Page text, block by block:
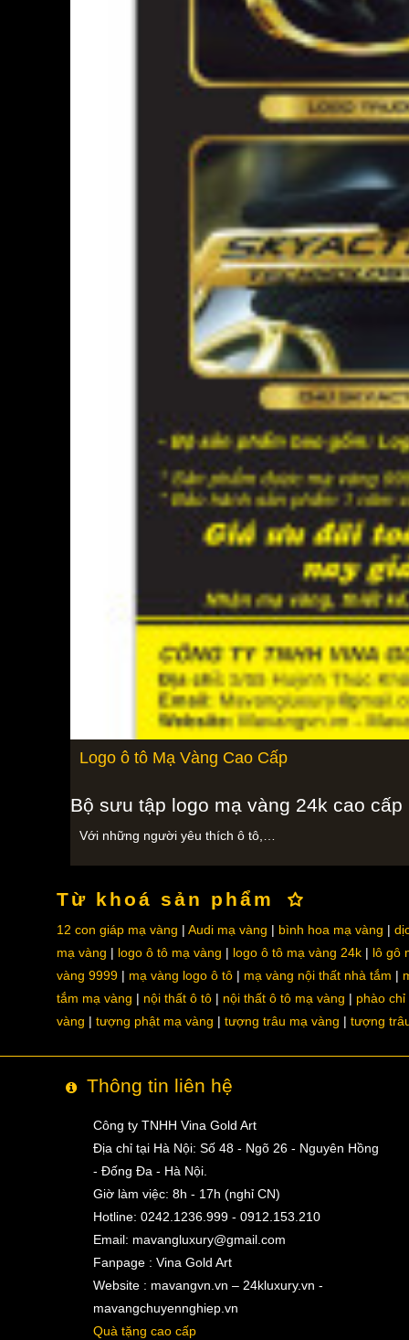
Logo ô tô Mạ Vàng Cao Cấp
Bộ sưu tập logo mạ vàng 24k cao cấp
Với những người yêu thích ô tô,…
Từ khoá sản phẩm
12 con giáp mạ vàng Audi mạ vàng bình hoa mạ vàng
mạ vàng
logo ô tô mạ vàng logo ô tô mạ vàng 24k
lô gô
vàng 9999
mạ vàng logo ô tô mạ vàng nội thất nhà tắm
tắm mạ vàng
nội thất ô tô nội thất ô tô mạ vàng
phào chỉ
vàng
tượng phật mạ vàng tượng trâu mạ vàng tượng
Thông tin liên hệ
Công ty TNHH Vina Gold Art
Địa chỉ tại Hà Nội: Số 48 - Ngõ 26 - Nguyên Hồng
- Đống Đa - Hà Nội.
Giờ làm việc: 8h - 17h (nghỉ CN)
Hotline: 0242.1236.999 - 0912.153.210
Email: mavangluxury@gmail.com
Fanpage : Vina Gold Art
Website : mavangvn.vn – 24kluxury.vn -
mavangchuyennghiep.vn
Quà tặng cao cấp